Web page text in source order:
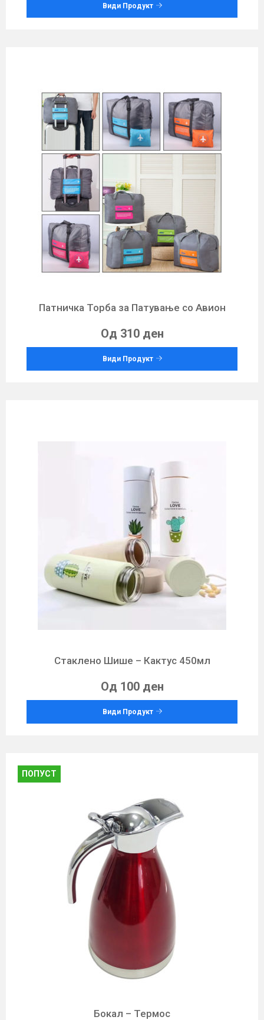
Види Продукт
Патничка Торба за Патување со Авион
Од 310 ден
Види Продукт
Стаклено Шише – Кактус 450мл
Од 100 ден
Види Продукт
ПОПУСТ
Бокал – Термос